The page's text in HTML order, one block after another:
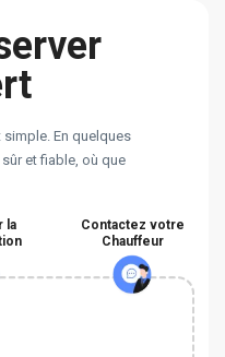
En quelques
et fiable, où que
la
Contactez votre
Chauffeur